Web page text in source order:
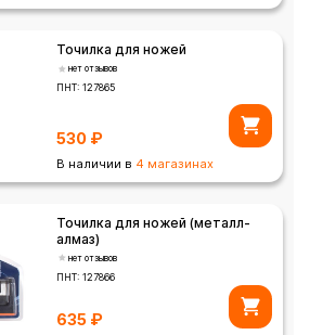
Точилка для ножей
нет отзывов
ПНТ:127865
530 ₽
В наличии в 4 магазинах
Точилка для ножей (металл-
алмаз)
нет отзывов
ПНТ:127866
635 ₽